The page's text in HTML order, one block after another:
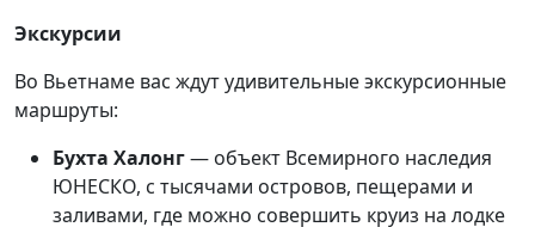
Экскурсии
Во Вьетнаме вас ждут удивительные экскурсионные
маршруты:
Бухта Халонг— объект Всемирного наследия
ЮНЕСКО, с тысячами островов, пещерами и
заливами, где можно совершить круиз на лодке